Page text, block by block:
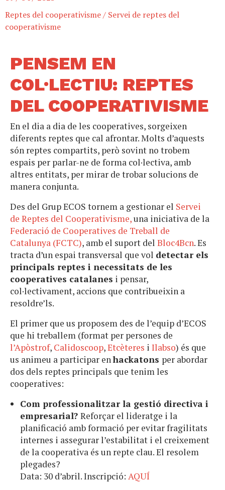
Reptes del cooperativisme/ Servei de reptes del
cooperativisme
PENSEM EN
COL·LECTIU: REPTES
DEL COOPERATIVISME
En el dia a dia de les cooperatives, sorgeixen
diferents reptes que cal afrontar. Molts d’aquests
són reptes compartits, però sovint no trobem
espais per parlar-ne de forma col·lectiva, amb
altres entitats, per mirar de trobar solucions de
manera conjunta.
Des del Grup ECOS tornem a gestionar el Servei
de Reptes del Cooperativisme,una iniciativa de la
Federació de Cooperatives de Treball de
Catalunya (FCTC), amb el suport del Bloc4Bcn. Es
tracta d’un espai transversal que vol detectar els
principals reptes i necessitats de les
cooperatives catalanes i pensar,
col·lectivament, accions que contribueixin a
resoldre’ls.
El primer que us proposem des de l’equip d’ECOS
que hi treballem (format per persones de
l’Apòstrof, Calidoscoop,Etcèteres i Ilabso) és que
us animeu a participar enhackatons per abordar
dos dels reptes principals que tenim les
cooperatives:
Com professionalitzar la gestió directiva i
empresarial? Reforçar el lideratge i la
planificació amb formació per evitar fragilitats
internes i assegurar l’estabilitat i el creixement
de la cooperativa és un repte clau. El resolem
plegades?
Data: 30 d’abril. Inscripció: AQUÍ